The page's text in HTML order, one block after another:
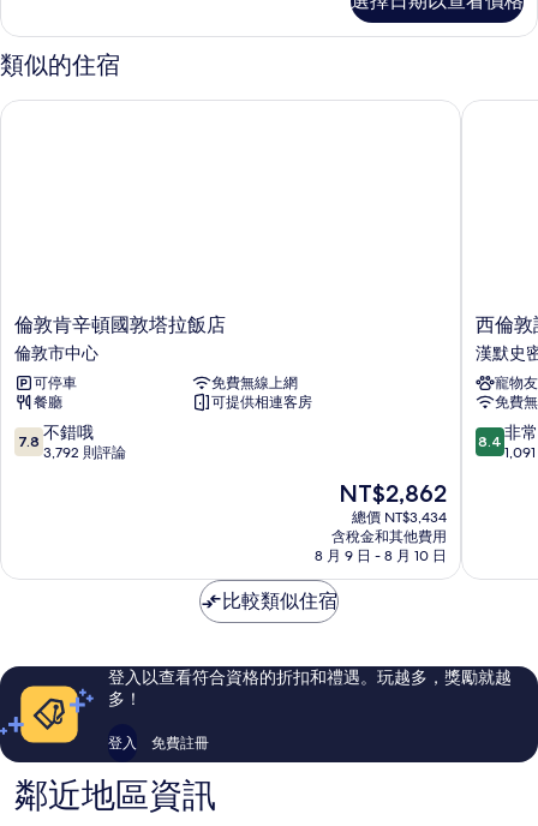
片
準
雙
人
床,
房
(Standard
Accessible)
的
所
客
房,
1
標
煙
房
(Standard
Accessible)
類似的住宿
倫
敦
肯
辛
頓
國
敦
敦
倫敦肯辛頓國敦塔拉飯店
倫敦市中心
可停車
免費無線上網
餐廳
可提供相連客房
7.8
分，
錯
評
論
7.8 不錯哦
3,792 則評論
現
在
價
格
為
NT$2,862
NT$2,862
總價 NT$3,434
含稅金和其他費用
8 月 9 日 - 8 月 10 日
倫敦肯辛頓國敦塔拉飯店
西
倫
敦
諾
富
特
飯
斯-
西倫敦
漢默史
寵物
免費
8.4
分，
常
評
論
8.4 非
西倫敦
比較類似住宿
登入以查看符合資格的折扣和禮遇。玩越多，獎勵就越
多！
登入 免費註冊
鄰近地區資訊